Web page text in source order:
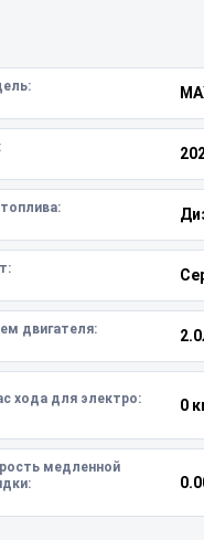
двигателя:
хода для электро: 0
медленной